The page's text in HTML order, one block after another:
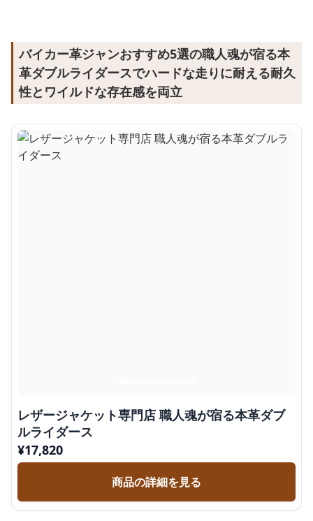
バイカー革ジャンおすすめ5選の職人魂が宿る本
革ダブルライダースでハードな走りに耐える耐久
性とワイルドな存在感を両立
レザージャケット専門店 職人魂が宿る本革ダブ
ルライダース
¥17,820
商品の詳細を見る